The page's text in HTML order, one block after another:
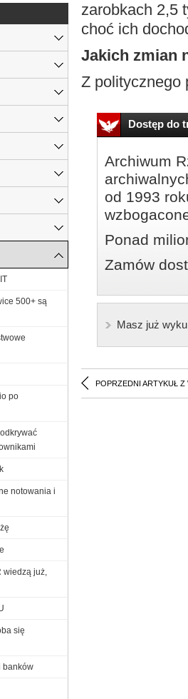
zarobkach 2,5
choć ich
Jakich zmian
Z politycznego
Dostęp do
Archiwum
od 1993
Ponad
Zamów
Masz już
POPRZEDNI ARTYKUŁ Z
500+ są
po
notowania i
wiedzą już,
się
banków